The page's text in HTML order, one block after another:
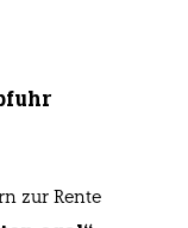
zur Rente